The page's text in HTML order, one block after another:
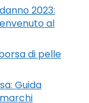
2023:
al
di pelle
Guida